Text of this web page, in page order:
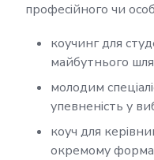
професійного чи
коучинг для
майбутнього
молодим
упевненість у
коуч для
окремому